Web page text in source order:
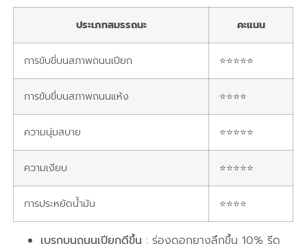
ประเภทสมรรถนะ คะแนน
การขับขี่บนสภาพถนนเปียก ⭐⭐⭐⭐⭐
การขับขี่บนสภาพถนนแห้ง ⭐⭐⭐⭐
ความนุ่มสบาย ⭐⭐⭐⭐⭐
ความเงียบ ⭐⭐⭐⭐⭐
การประหยัดน้ำมัน ⭐⭐⭐⭐
เบรกบนถนนเปียกดีขึ้น : ร่องดอกยางลึกขึ้น 10% รีด